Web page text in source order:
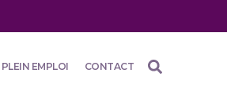
PLEIN EMPLOI CONTACT